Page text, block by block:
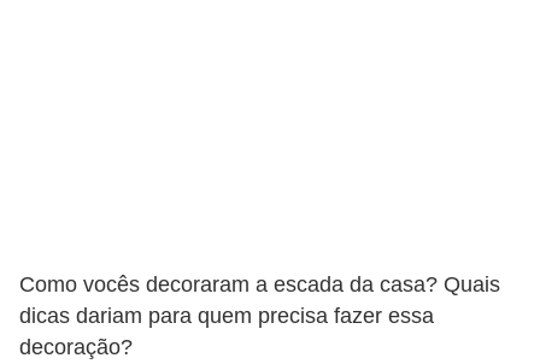
Como vocês decoraram a escada da casa? Quais
dicas dariam para quem precisa fazer essa
decoração?